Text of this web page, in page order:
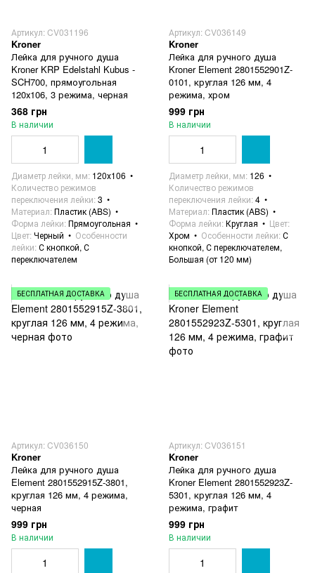
Артикул: CV031196
Kroner
Лейка для ручного душа
Kroner KRP Edelstahl Kubus -
SCH700, прямоугольная
120х106, 3 режима, черная
368 грн
В наличии
Диаметр лейки, мм 120х106
Количество режимов
переключения лейки 3
Материал Пластик (ABS)
Форма лейки Прямоугольная
Цвет Черный
Особенности
лейки С кнопкой, С
переключателем
Артикул: CV036149
Kroner
Лейка для ручного душа
Kroner Element 2801552901Z-
0101, круглая 126 мм, 4
режима, хром
999 грн
В наличии
Диаметр лейки, мм 126
Количество режимов
переключения лейки 4
Материал Пластик (ABS)
Форма лейки Круглая
Цвет
Хром
Особенности лейки С
кнопкой, С переключателем,
Большая (от 120 мм)
БЕСПЛАТНАЯ ДОСТАВКА
Артикул: CV036150
Kroner
Лейка для ручного душа
Element 2801552915Z-3801,
круглая 126 мм, 4 режима,
черная
999 грн
В наличии
БЕСПЛАТНАЯ ДОСТАВКА
Артикул: CV036151
Kroner
Лейка для ручного душа
Kroner Element 2801552923Z-
5301, круглая 126 мм, 4
режима, графит
999 грн
В наличии